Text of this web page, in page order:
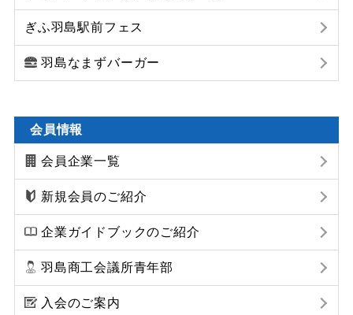
ぎふ羽島駅前フェス
羽島なまずバーガー
会員情報
会員企業一覧
新規会員のご紹介
企業ガイドブックのご紹介
羽島商工会議所青年部
入会のご案内